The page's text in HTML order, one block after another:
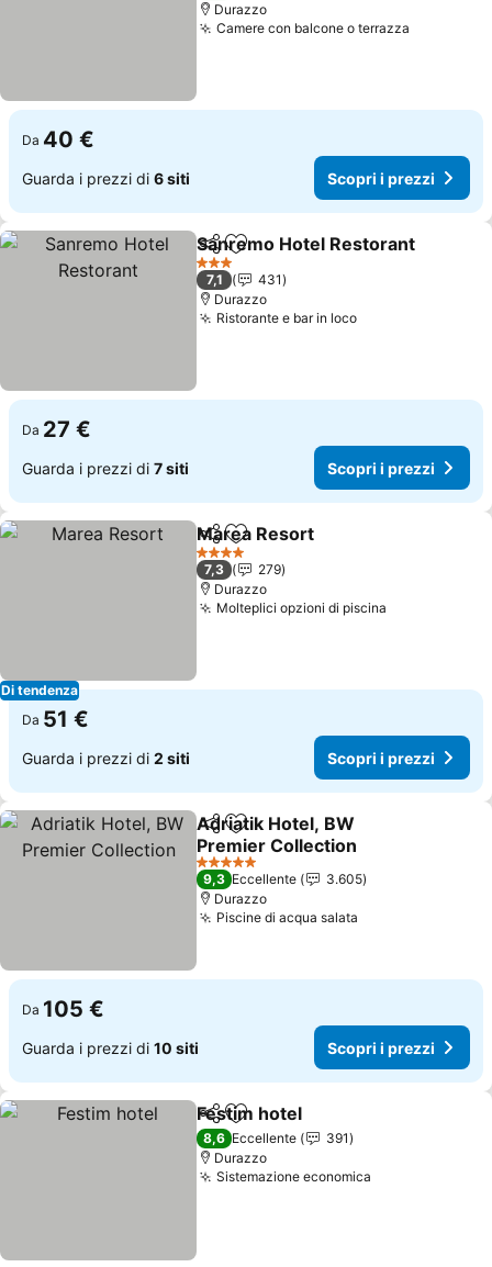
Durazzo
Camere con balcone o terrazza
Da 40 €
Guarda i prezzi di 6 siti Scopri i prezzi
CondividiAggiungi ai preferiti
Sanremo Hotel Restorant
3 Stelle
7,1
431
Durazzo
Ristorante e bar in loco
Da 27 €
Guarda i prezzi di 7 siti Scopri i prezzi
Di tendenza
CondividiAggiungi ai preferiti
Marea Resort
4 Stelle
7,3
279
Durazzo
Molteplici opzioni di piscina
Da 51 €
Guarda i prezzi di 2 siti Scopri i prezzi
CondividiAggiungi ai preferiti
Adriatik Hotel, BW
Premier Collection
5 Stelle
9,3 Eccellente
3.605
Durazzo
Piscine di acqua salata
Da 105 €
Guarda i prezzi di 10 siti Scopri i prezzi
CondividiAggiungi ai preferiti
Festim hotel
8,6 Eccellente
391
Durazzo
Sistemazione economica